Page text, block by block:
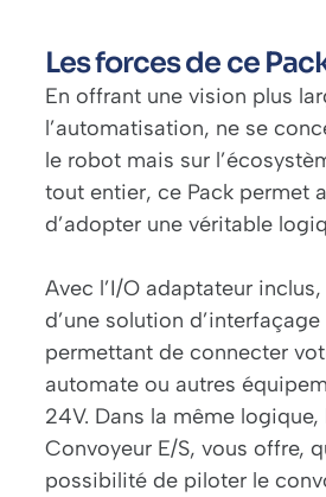
Les forces de ce
En offrant une vision plus
l’automatisation, ne se
le robot mais sur
tout entier, ce Pack permet
d’adopter une véritable
Avec l’I/O adaptateur
d’une solution
permettant de connecter
automate ou autres
24V. Dans la même
Convoyeur E/S, vous offre,
possibilité de piloter le